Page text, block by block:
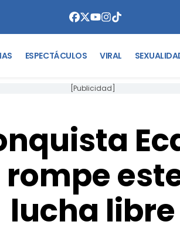
ESPECTÁCULOS VIRAL
[Publicidad]
lucha libre